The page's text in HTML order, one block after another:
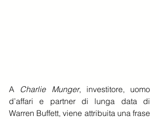
A Charlie Munger, investitore, uomo
d’affari e partner di lunga data di
Warren Buffett, viene attribuita una frase